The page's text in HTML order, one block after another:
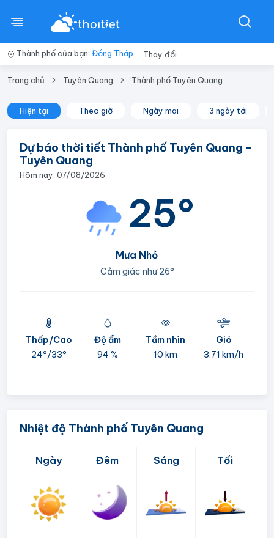
Thành phố của bạn: Đồng Tháp Thay đổi
Trang chủ Tuyên Quang Thành phố Tuyên Quang
Hiện tại Theo giờ Ngày mai 3 ngày tới
Dự báo thời tiết Thành phố Tuyên Quang -
Tuyên Quang
Hôm nay, 07/08/2026
25°
Mưa Nhỏ
Cảm giác như26°
Thấp/Cao
24°/33°
Độ ẩm
94 %
Tầm nhìn
10 km
Gió
3.71 km/h
Nhiệt độ Thành phố Tuyên Quang
Ngày Đêm Sáng Tối